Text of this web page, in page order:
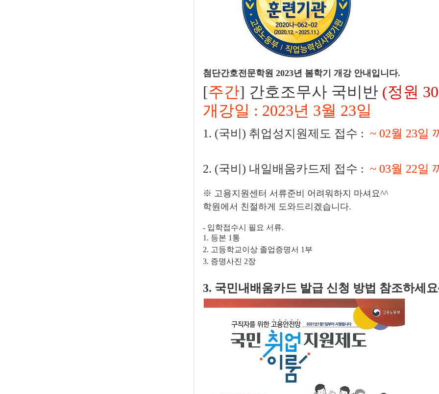
첨단간호전문학원 2023년 봄학기 개강 안내입니다.
[주간] 간호조무사 국비반 (정원
개강일 : 2023년 3월 23일
1. (국비) 취업성지원제도 접수 : ~ 02월 23일
2. (국비) 내일배움카드제 접수 : ~ 03월 22일
※ 고용지원센터 서류준비 어려워하지 마셔요^^
학원에서 친절하게 도와드리겠습니다.
- 입학접수시 필요 서류.
1. 등본 1통
2. 고등학교이상 졸업증명서 1부
3. 증명사진 2장
3. 국민내배움카드 발급 신청 방법 참조하세